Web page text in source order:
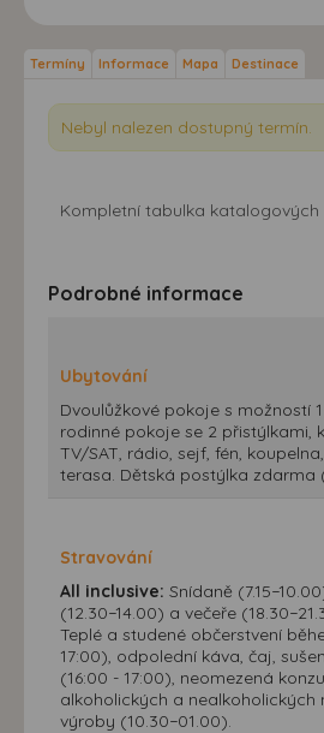
Termíny Informace Mapa Destinace
Nebyl nalezen dostupný termín.
Kompletní tabulka katalogových
Podrobné informace
Ubytování
Dvoulůžkové pokoje s možností
rodinné pokoje se 2 přistýlkami,
TV/SAT, rádio, sejf, fén,
terasa. Dětská postýlka zdarma
Stravování
All inclusive: Snídaně
(12.30−14.00) a večeře
Teplé a studené občerstvení
17:00), odpolední káva, čaj,
(16:00 - 17:00), neomezená
alkoholických a nealkoholických
výroby (10.30−01.00).